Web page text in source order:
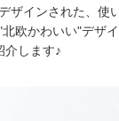
ザインされた、使
欧かわいい"デザ
介します♪